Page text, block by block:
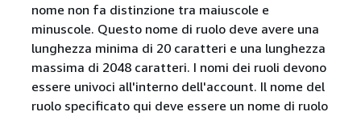
nome non fa distinzione tra maiuscole e
minuscole. Questo nome di ruolo deve avere una
lunghezza minima di 20 caratteri e una lunghezza
massima di 2048 caratteri. I nomi dei ruoli devono
essere univoci all'interno dell'account. Il nome del
ruolo specificato qui deve essere un nome di ruolo